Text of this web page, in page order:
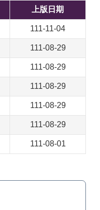
上版日期
111-11-04
111-08-29
111-08-29
111-08-29
111-08-29
111-08-29
111-08-01